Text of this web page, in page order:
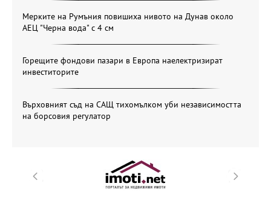
Мерките на Румъния повишиха нивото на Дунав около
АЕЦ "Черна вода" с 4 см
Горещите фондови пазари в Европа наелектризират
инвеститорите
Върховният съд на САЩ тихомълком уби независимостта
на борсовия регулатор